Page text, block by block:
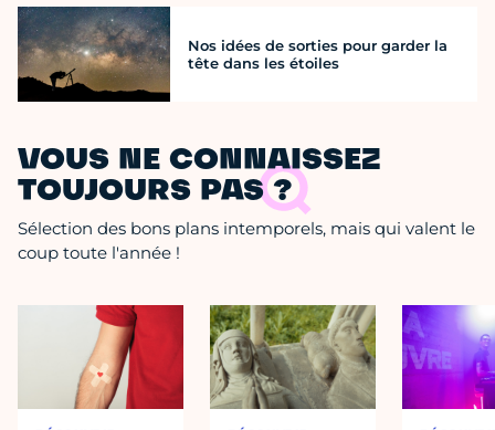
Nos idées de sorties pour garder la
tête dans les étoiles
VOUS NE CONNAISSEZ
TOUJOURS PAS ?
Sélection des bons plans intemporels, mais qui valent le
coup toute l'année !